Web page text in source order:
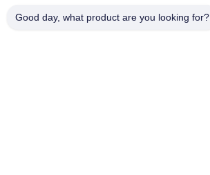
Good day, what product are you looking for?